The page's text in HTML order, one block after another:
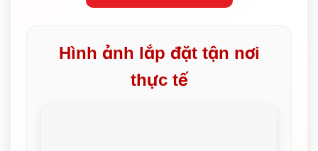
Hình ảnh lắp đặt tận nơi
thực tế